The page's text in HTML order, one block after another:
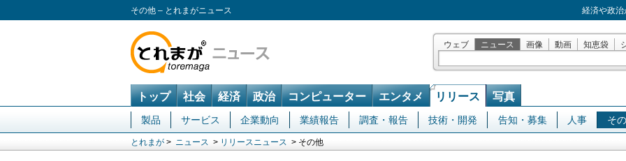
その他 – とれまがニュース 経済や政
ウェブ ニュース 画像 動画 知恵袋
トップ 社会 経済 政治 コンピューター エンタメ リリース 写真
製品 サービス 企業動向 業績報告 調査・報告 技術・開発 告知・募集 人事 そ
とれまが > ニュース > リリースニュース > その他